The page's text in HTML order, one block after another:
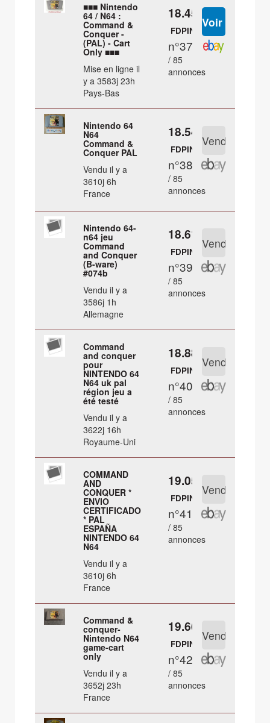
■■■ Nintendo
64 / N64 :
Command &
Conquer -
(PAL) - Cart
Only ■■■
Mise en ligne il
y a 3583j 23h
Pays-Bas
18.45 €
FDPIN
n°37
/ 85
annonces
Nintendo 64
N64
Command &
Conquer PAL
Vendu il y a
3610j 6h
France
18.54 €
FDPIN
n°38
/ 85
annonces
Nintendo 64-
n64 jeu
Command
and Conquer
(B-ware)
#074b
Vendu il y a
3586j 1h
Allemagne
18.61 €
FDPIN
n°39
/ 85
annonces
Command
and conquer
pour
NINTENDO 64
N64 uk pal
région jeu a
été testé
Vendu il y a
3622j 16h
Royaume-Uni
18.88 €
FDPIN
n°40
/ 85
annonces
COMMAND
AND
CONQUER *
ENVIO
CERTIFICADO
* PAL
ESPAÑA
NINTENDO 64
N64
Vendu il y a
3610j 6h
France
19.05 €
FDPIN
n°41
/ 85
annonces
Command &
conquer-
Nintendo N64
game-cart
only
Vendu il y a
3652j 23h
France
19.66 €
FDPIN
n°42
/ 85
annonces